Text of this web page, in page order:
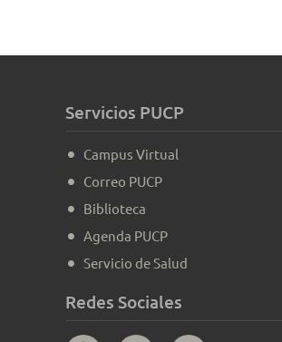
Servicios PUCP
Campus Virtual
Correo PUCP
Biblioteca
Agenda PUCP
Servicio de Salud
Redes Sociales